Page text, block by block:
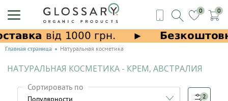
0 0
Главная страница Натуральная косметика
НАТУРАЛЬНАЯ КОСМЕТИКА - КРЕМ, АВСТРАЛИЯ
Сортировать по
2